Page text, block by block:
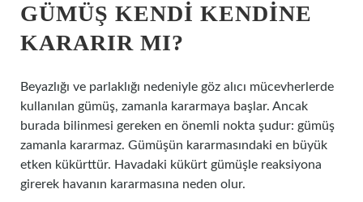
GÜMÜŞ KENDI KENDINE
KARARIR MI?
Beyazlığı ve parlaklığı nedeniyle göz alıcı mücevherlerde
kullanılan gümüş, zamanla kararmaya başlar. Ancak
burada bilinmesi gereken en önemli nokta şudur: gümüş
zamanla kararmaz. Gümüşün kararmasındaki en büyük
etken kükürttür. Havadaki kükürt gümüşle reaksiyona
girerek havanın kararmasına neden olur.